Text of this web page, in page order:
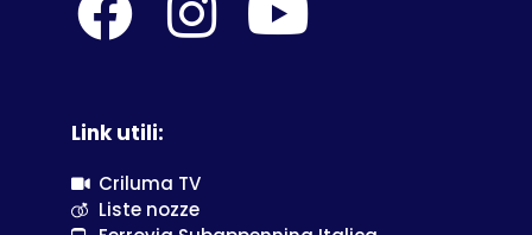
Link utili:
Criluma TV
Liste nozze